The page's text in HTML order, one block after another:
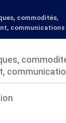
commodités,
communications